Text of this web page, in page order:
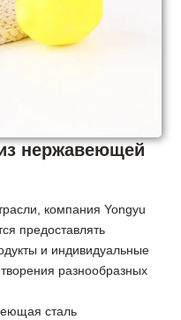
нержавеющей
компания Yongyu
предоставлять
и индивидуальные
разнообразных
сталь